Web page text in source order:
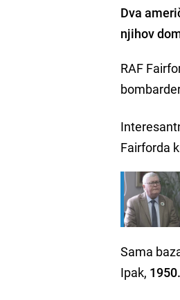
Dva
njihov
RAF
Fairforda
Sama
Ipak,